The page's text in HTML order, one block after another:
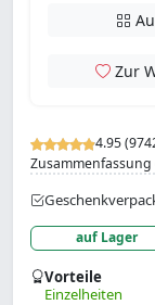
4.95
auf Lager
Vorteile
Einzelheiten
Zur